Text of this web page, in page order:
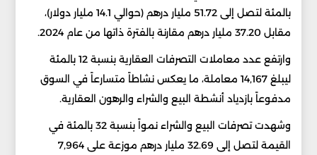
بالمئة لتصل إلى 51.72 مليار درهم (حوالي 14.1 مليار دولار)،
مقابل 37.20 مليار درهم مقارنة بالفترة ذاتها من عام 2024.
وارتفع عدد معاملات التصرفات العقارية بنسبة 12 بالمئة
ليبلغ 14,167 معاملة، ما يعكس نشاطاً متسارعاً في السوق
مدفوعاً بازدياد أنشطة البيع والشراء والرهون العقارية.
وشهدت تصرفات البيع والشراء نمواً بنسبة 32 بالمئة في
القيمة لتصل إلى 32.69 مليار درهم موزعة على 7,964